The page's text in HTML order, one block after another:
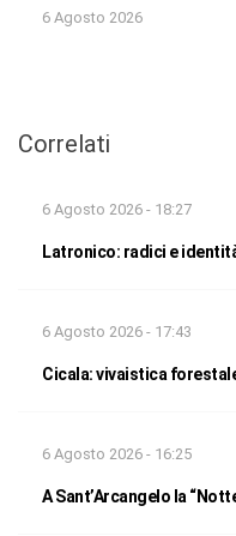
6 Agosto 2026
Correlati
6 Agosto 2026 - 18:27
Latronico: radici e
6 Agosto 2026 - 17:43
Cicala: vivaistica
6 Agosto 2026 - 16:25
A Sant’Arcangelo la